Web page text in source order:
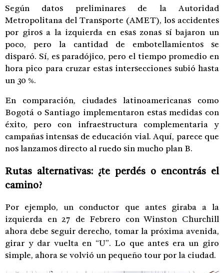
Según datos preliminares de la Autoridad
Metropolitana del Transporte (AMET), los accidentes
por giros a la izquierda en esas zonas sí bajaron un
poco, pero la cantidad de embotellamientos se
disparó. Sí, es paradójico, pero el tiempo promedio en
hora pico para cruzar estas intersecciones subió hasta
un 30 %.
En comparación, ciudades latinoamericanas como
Bogotá o Santiago implementaron estas medidas con
éxito, pero con infraestructura complementaria y
campañas intensas de educación vial. Aquí, parece que
nos lanzamos directo al ruedo sin mucho plan B.
Rutas alternativas: ¿te perdés o encontrás el
camino?
Por ejemplo, un conductor que antes giraba a la
izquierda en 27 de Febrero con Winston Churchill
ahora debe seguir derecho, tomar la próxima avenida,
girar y dar vuelta en “U”. Lo que antes era un giro
simple, ahora se volvió un pequeño tour por la ciudad.